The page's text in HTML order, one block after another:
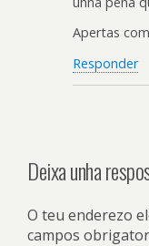
Apertas
Responder
Deixa unha
O teu enderezo
campos